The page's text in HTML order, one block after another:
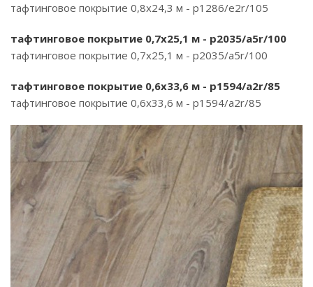
тафтинговое покрытие 0,8х24,3 м - p1286/e2r/105
тафтинговое покрытие 0,7х25,1 м - p2035/a5r/100
тафтинговое покрытие 0,7х25,1 м - p2035/a5r/100
тафтинговое покрытие 0,6х33,6 м - p1594/a2r/85
тафтинговое покрытие 0,6х33,6 м - p1594/a2r/85